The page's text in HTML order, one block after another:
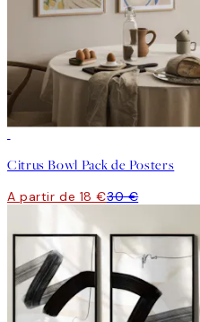
Citrus Bowl Pack de Posters
A partir de 18 €30 €